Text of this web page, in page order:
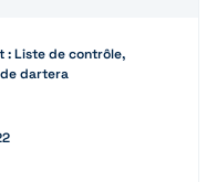
: Liste de contrôle,
dartera